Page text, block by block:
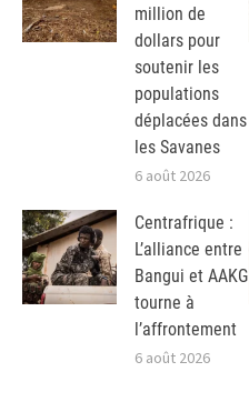
million de
dollars pour
soutenir les
populations
déplacées dans
les Savanes
6 août 2026
Centrafrique :
L’alliance entre
Bangui et AAKG
tourne à
l’affrontement
6 août 2026